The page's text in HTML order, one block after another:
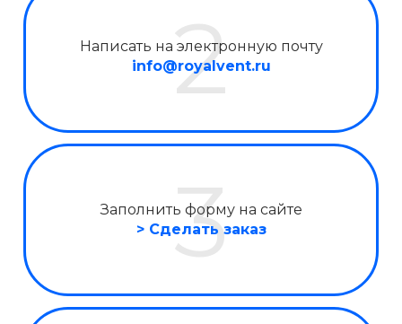
Написать на электронную почту
info@royalvent.ru
Заполнить форму на сайте
> Сделать заказ